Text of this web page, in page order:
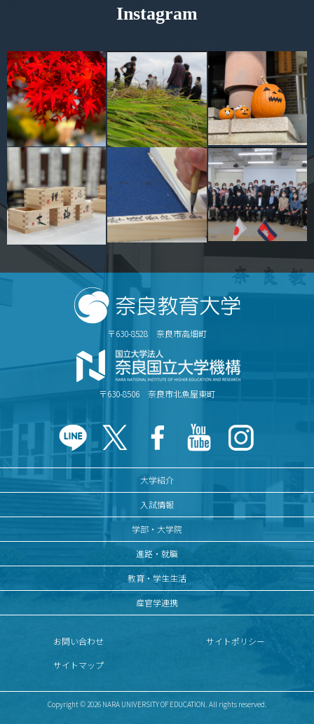
附属学校園Instagram
〒630-8528 奈良市高畑町
〒630-8506 奈良市北魚屋東町
大学紹介
入試情報
学部・大学院
進路・就職
教育・学生生活
産官学連携
お問い合わせ
サイトポリシー
サイトマップ
Copyright © 2026 NARA UNIVERSITY OF EDUCATION. All rights reserved.